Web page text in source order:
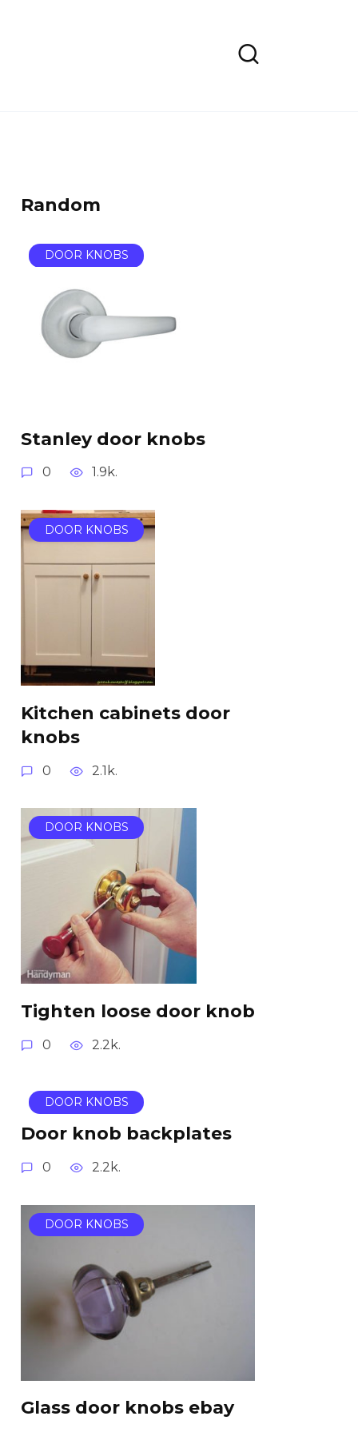
Random
DOOR KNOBS
Stanley door knobs
0 1.9k.
DOOR KNOBS
Kitchen cabinets door
knobs
0 2.1k.
DOOR KNOBS
Tighten loose door knob
0 2.2k.
DOOR KNOBS
Door knob backplates
0 2.2k.
DOOR KNOBS
Glass door knobs ebay